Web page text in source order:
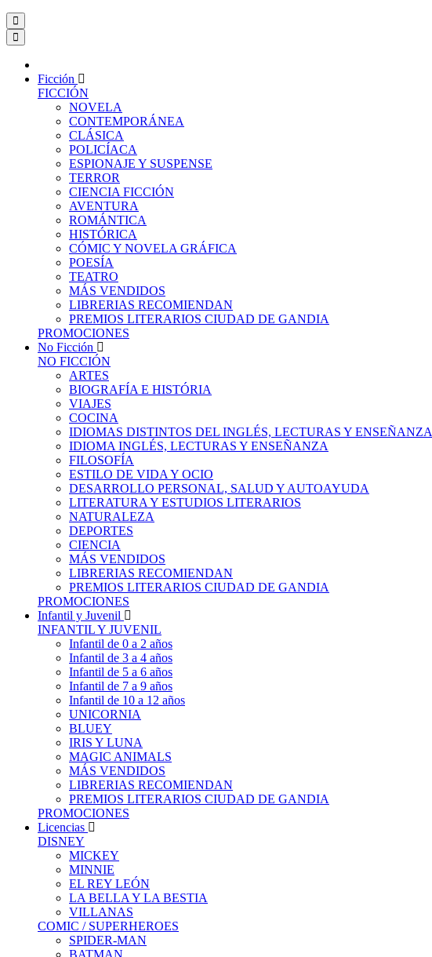
Ficción
FICCIÓN
NOVELA
CONTEMPORÁNEA
CLÁSICA
POLICÍACA
ESPIONAJE Y SUSPENSE
TERROR
CIENCIA FICCIÓN
AVENTURA
ROMÁNTICA
HISTÓRICA
CÓMIC Y NOVELA GRÁFICA
POESÍA
TEATRO
MÁS VENDIDOS
LIBRERIAS RECOMIENDAN
PREMIOS LITERARIOS CIUDAD DE GANDIA
PROMOCIONES
No Ficción
NO FICCIÓN
ARTES
BIOGRAFÍA E HISTÓRIA
VIAJES
COCINA
IDIOMAS DISTINTOS DEL INGLÉS, LECTURAS Y ENSEÑANZA
IDIOMA INGLÉS, LECTURAS Y ENSEÑANZA
FILOSOFÍA
ESTILO DE VIDA Y OCIO
DESARROLLO PERSONAL, SALUD Y AUTOAYUDA
LITERATURA Y ESTUDIOS LITERARIOS
NATURALEZA
DEPORTES
CIENCIA
MÁS VENDIDOS
LIBRERIAS RECOMIENDAN
PREMIOS LITERARIOS CIUDAD DE GANDIA
PROMOCIONES
Infantil y Juvenil
INFANTIL Y JUVENIL
Infantil de 0 a 2 años
Infantil de 3 a 4 años
Infantil de 5 a 6 años
Infantil de 7 a 9 años
Infantil de 10 a 12 años
UNICORNIA
BLUEY
IRIS Y LUNA
MAGIC ANIMALS
MÁS VENDIDOS
LIBRERIAS RECOMIENDAN
PREMIOS LITERARIOS CIUDAD DE GANDIA
PROMOCIONES
Licencias
DISNEY
MICKEY
MINNIE
EL REY LEÓN
LA BELLA Y LA BESTIA
VILLANAS
COMIC / SUPERHEROES
SPIDER-MAN
BATMAN